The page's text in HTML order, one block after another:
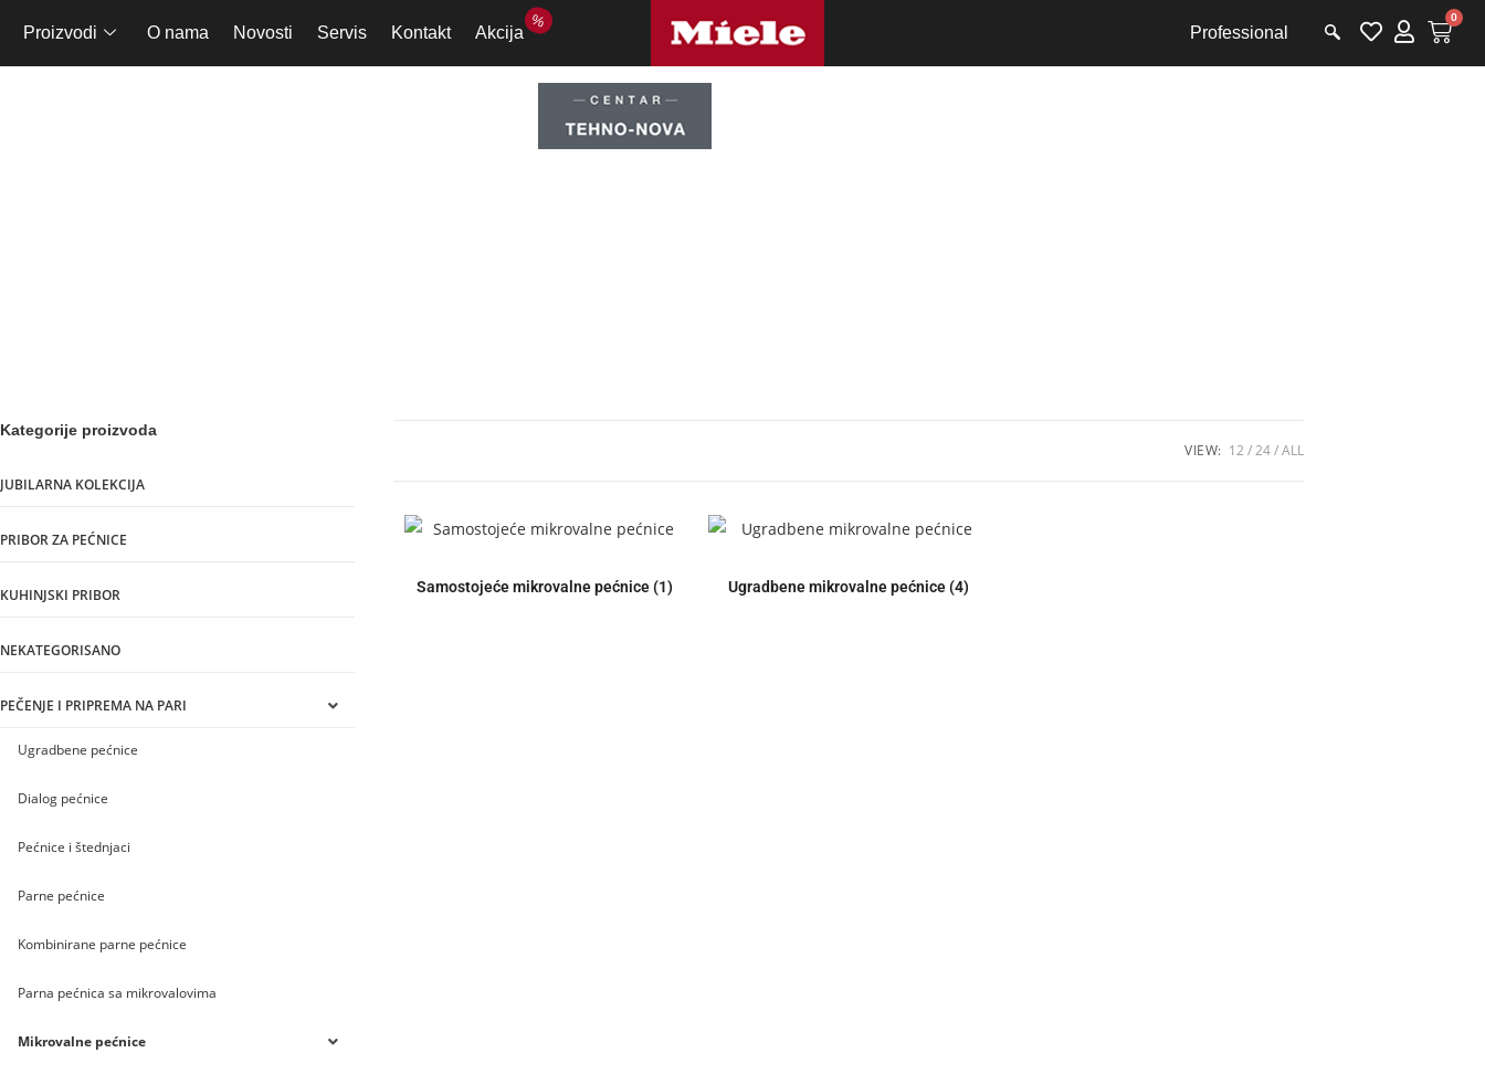
Proizvodi O nama Novosti Servis Kontakt Akcija
%
Professional
0
Kategorije proizvoda
JUBILARNA KOLEKCIJA
PRIBOR ZA PEĆNICE
KUHINJSKI PRIBOR
NEKATEGORISANO
PEČENJE I PRIPREMA NA PARI
Ugradbene pećnice
Dialog pećnice
Pećnice i štednjaci
Parne pećnice
Kombinirane parne pećnice
Parna pećnica sa mikrovalovima
Mikrovalne pećnice
VIEW: 12 24 ALL
Samostojeće mikrovalne pećnice (1) Ugradbene mikrovalne pećnice (4)